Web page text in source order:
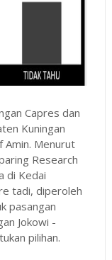
Capres dan
Kuningan
Amin. Menurut
Research
di Kedai
tadi, diperoleh
pasangan
Jokowi -
pilihan.